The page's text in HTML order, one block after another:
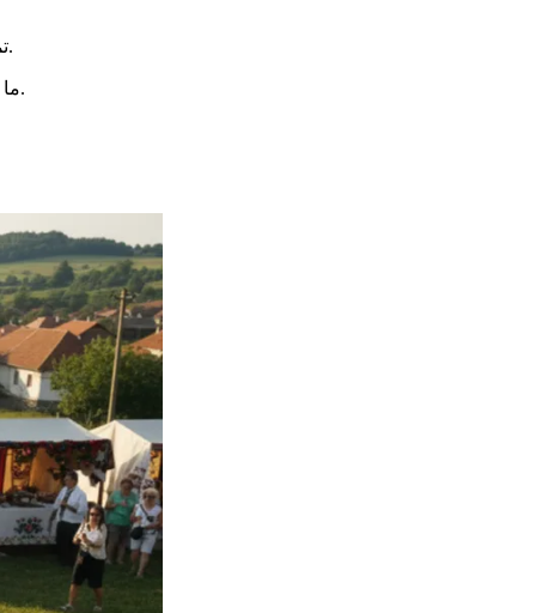
. تنتمي اللغة الصربية إلى عائلة اللغات السلافية، وتشارك بعض التشابهات مع الروسية والتشيكية.
ما يجعل هذه اللغة مثيرة للاهتمام بشكل خاص هو نظام الكتابة المزدوج. تستخدم الأبجديتين السيريلية واللاتينية في آن واحد، وهو أمر نادر عالميًا.